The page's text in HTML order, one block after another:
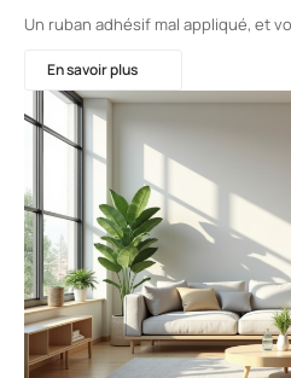
Un ruban adhésif mal appliqué, et
En savoir plus